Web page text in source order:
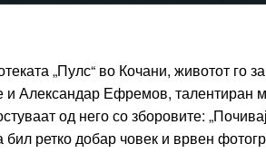
Ut
„Пулс“ во Кочани, животот го
и Александар Ефремов, талентиран
од него со зборовите:
ретко добар човек и врвен